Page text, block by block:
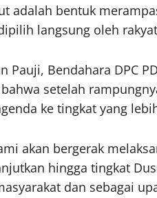
adalah bentuk
langsung oleh
Pauji, Bendahara DPC
setelah
ke tingkat yang
akan bergerak
hingga tingkat
dan sebagai